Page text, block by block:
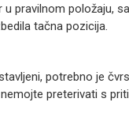
pravilnom položaju,
tačna pozicija.
potrebno je
preterivati s